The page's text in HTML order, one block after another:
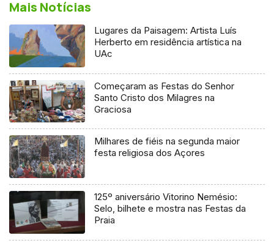
Mais Notícias
Lugares da Paisagem: Artista Luís
Herberto em residência artística na
UAc
Começaram as Festas do Senhor
Santo Cristo dos Milagres na
Graciosa
Milhares de fiéis na segunda maior
festa religiosa dos Açores
125º aniversário Vitorino Nemésio:
Selo, bilhete e mostra nas Festas da
Praia